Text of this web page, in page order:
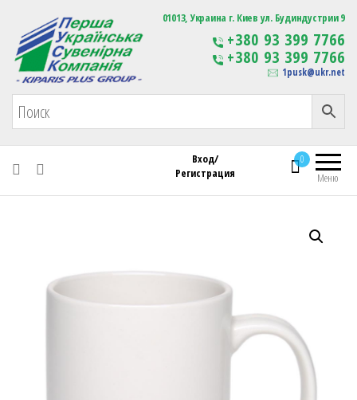
Первая Украинская Сувенирная Компания Изготовление
сувенирной продукции
с логотипом
01013, Украина г. Киев ул. Будиндустрии 9
+380 93 399 7766
+380 93 399 7766
1pusk@ukr.net
Меню
0
Вход/
Регистрация